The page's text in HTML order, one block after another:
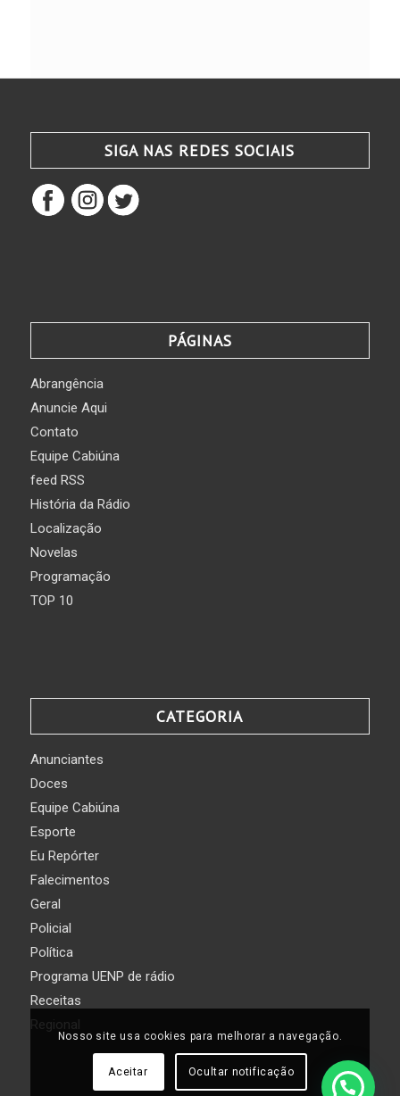
SIGA NAS REDES SOCIAIS
PÁGINAS
Abrangência
Anuncie Aqui
Contato
Equipe Cabiúna
feed RSS
História da Rádio
Localização
Novelas
Programação
TOP 10
CATEGORIA
Anunciantes
Doces
Equipe Cabiúna
Esporte
Eu Repórter
Falecimentos
Geral
Policial
Política
Programa UENP de rádio
Receitas
Regional
Nosso site usa cookies para melhorar a navegação.
Aceitar Ocultar notificação